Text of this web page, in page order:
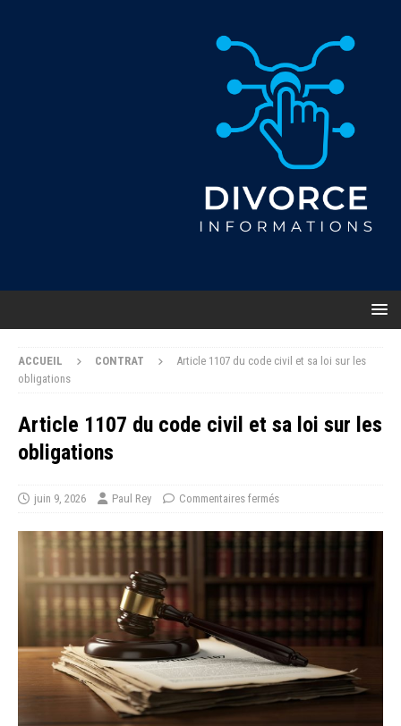
ACCUEIL CONTRAT
Article 1107 du code civil et sa loi sur les
obligations
Article 1107 du code civil et sa loi sur les
obligations
juin 9, 2026 Paul Rey Commentaires fermés